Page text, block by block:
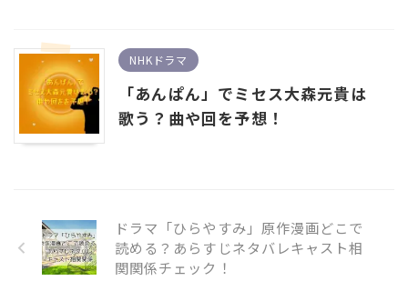
NHKドラマ
「あんぱん」でミセス大森元貴は
歌う？曲や回を予想！
ドラマ「ひらやすみ」原作漫画どこで
読める？あらすじネタバレキャスト相
関関係チェック！